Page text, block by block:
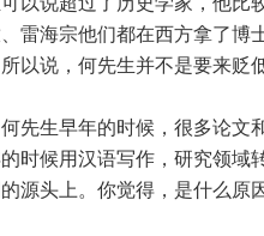
雷海宗他们都在西方拿了博
以说，何先生并不是要来贬
先生早年的时候，很多论文
时候用汉语写作，研究领域
源头上。你觉得，是什么原